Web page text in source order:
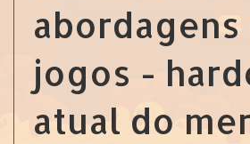
jogos -
atual do